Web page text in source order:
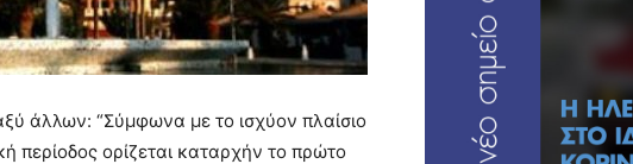
άλλων: “Σύμφωνα με το ισχύον πλαίσιο
περίοδος ορίζεται καταρχήν το πρώτο